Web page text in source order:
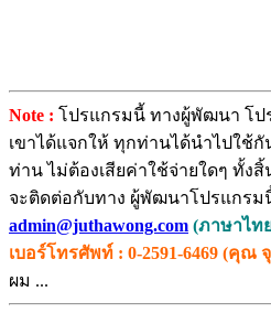
Note : โปรแกรมนี้ ทางผู้พัฒนา โปร
เขาได้แจกให้ ทุกท่านได้นำไปใช้กั
ท่าน ไม่ต้องเสียค่าใช้จ่ายใดๆ ทั้ง
จะติดต่อกับทาง ผู้พัฒนาโปรแกรม
admin@juthawong.com (ภาษาไท
เบอร์โทรศัพท์ : 0-2591-6469 (คุณ
ผม ...